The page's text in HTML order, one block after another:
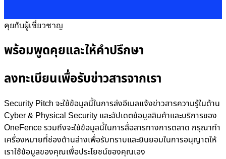
คุยกับผู้เชี่ยวชาญ
พร้อมพูดคุยและให้คำปรึกษา
ลงทะเบียนเพื่อรับข่าวสารจากเรา
Security Pitch จะใช้ข้อมูลนี้ในการส่งอีเมลแจ้งข่าวสารความรู้ในด้าน
Cyber & Physical Security และอัปเดตข้อมูลสินค้าและบริการของ
OneFence รวมถึงจะใช้ข้อมูลนี้ในการสื่อสารทางการตลาด กรุณาทำ
เครื่องหมายที่ช่องด้านล่างเพื่อรับทราบและยินยอมในการอนุญาตให้
เราใช้ข้อมูลของคุณเพื่อประโยชน์ของคุณเอง